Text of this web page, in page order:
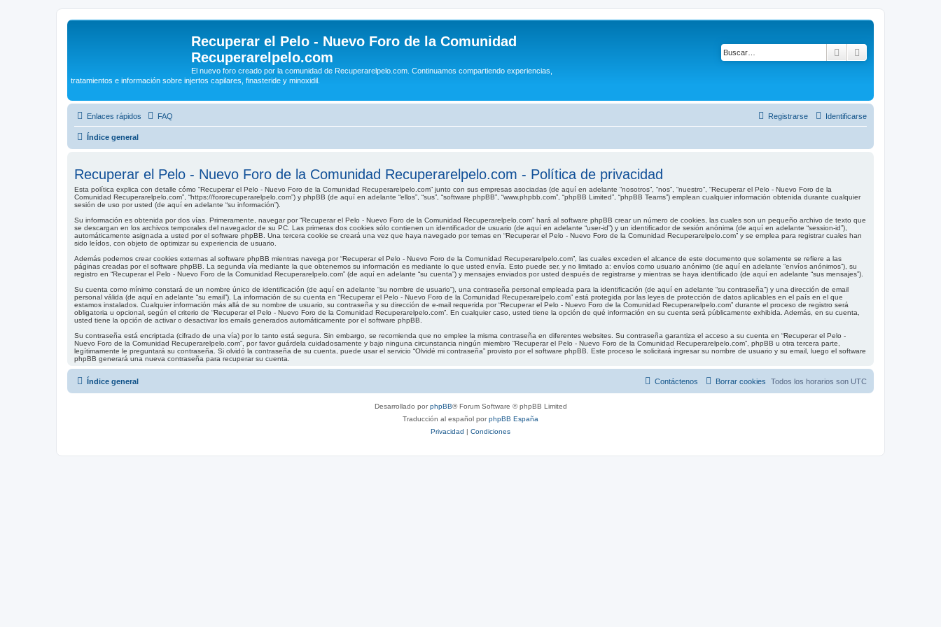
Recuperar el Pelo - Nuevo Foro de la Comunidad
Recuperarelpelo.com
El nuevo foro creado por la comunidad de Recuperarelpelo.com. Continuamos compartiendo experiencias,
tratamientos e información sobre injertos capilares, finasteride y minoxidil.
Buscar
Enlaces rápidos FAQ Identificarse
Registrarse
Índice general
Recuperar el Pelo - Nuevo Foro de la Comunidad Recuperarelpelo.com - Política de privacidad
Esta política explica con detalle cómo “Recuperar el Pelo - Nuevo Foro de la Comunidad Recuperarelpelo.com” junto con sus empresas asociadas (de aquí en adelante “nosotros”, “nos”, “nuestro”, “Recuperar el Pelo - Nuevo Foro de la
Comunidad Recuperarelpelo.com”, “https://fororecuperarelpelo.com”) y phpBB (de aquí en adelante “ellos”, “sus”, “software phpBB”, “www.phpbb.com”, “phpBB Limited”, “phpBB Teams”) emplean cualquier información obtenida durante cualquier
sesión de uso por usted (de aquí en adelante “su información”).
Su información es obtenida por dos vías. Primeramente, navegar por “Recuperar el Pelo - Nuevo Foro de la Comunidad Recuperarelpelo.com” hará al software phpBB crear un número de cookies, las cuales son un pequeño archivo de texto que
se descargan en los archivos temporales del navegador de su PC. Las primeras dos cookies sólo contienen un identificador de usuario (de aquí en adelante “user-id”) y un identificador de sesión anónima (de aquí en adelante “session-id”),
automáticamente asignada a usted por el software phpBB. Una tercera cookie se creará una vez que haya navegado por temas en “Recuperar el Pelo - Nuevo Foro de la Comunidad Recuperarelpelo.com” y se emplea para registrar cuales han
sido leídos, con objeto de optimizar su experiencia de usuario.
Además podemos crear cookies externas al software phpBB mientras navega por “Recuperar el Pelo - Nuevo Foro de la Comunidad Recuperarelpelo.com”, las cuales exceden el alcance de este documento que solamente se refiere a las
páginas creadas por el software phpBB. La segunda vía mediante la que obtenemos su información es mediante lo que usted envía. Esto puede ser, y no limitado a: envíos como usuario anónimo (de aquí en adelante “envíos anónimos”), su
registro en “Recuperar el Pelo - Nuevo Foro de la Comunidad Recuperarelpelo.com” (de aquí en adelante “su cuenta”) y mensajes enviados por usted después de registrarse y mientras se haya identificado (de aquí en adelante “sus mensajes”).
Su cuenta como mínimo constará de un nombre único de identificación (de aquí en adelante “su nombre de usuario”), una contraseña personal empleada para la identificación (de aquí en adelante “su contraseña”) y una dirección de email
personal válida (de aquí en adelante “su email”). La información de su cuenta en “Recuperar el Pelo - Nuevo Foro de la Comunidad Recuperarelpelo.com” está protegida por las leyes de protección de datos aplicables en el país en el que
estamos instalados. Cualquier información más allá de su nombre de usuario, su contraseña y su dirección de e-mail requerida por “Recuperar el Pelo - Nuevo Foro de la Comunidad Recuperarelpelo.com” durante el proceso de registro será
obligatoria u opcional, según el criterio de “Recuperar el Pelo - Nuevo Foro de la Comunidad Recuperarelpelo.com”. En cualquier caso, usted tiene la opción de qué información en su cuenta será públicamente exhibida. Además, en su cuenta,
usted tiene la opción de activar o desactivar los emails generados automáticamente por el software phpBB.
Su contraseña está encriptada (cifrado de una vía) por lo tanto está segura. Sin embargo, se recomienda que no emplee la misma contraseña en diferentes websites. Su contraseña garantiza el acceso a su cuenta en “Recuperar el Pelo -
Nuevo Foro de la Comunidad Recuperarelpelo.com”, por favor guárdela cuidadosamente y bajo ninguna circunstancia ningún miembro “Recuperar el Pelo - Nuevo Foro de la Comunidad Recuperarelpelo.com”, phpBB u otra tercera parte,
legítimamente le preguntará su contraseña. Si olvidó la contraseña de su cuenta, puede usar el servicio “Olvidé mi contraseña” provisto por el software phpBB. Este proceso le solicitará ingresar su nombre de usuario y su email, luego el software
phpBB generará una nueva contraseña para recuperar su cuenta.
Índice general Todos los horarios son UTC
Borrar cookies
Contáctenos
Desarrollado porphpBB® Forum Software © phpBB Limited
Traducción al español porphpBB España
Privacidad | Condiciones